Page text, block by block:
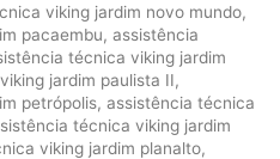
viking jardim novo mundo,
pacaembu, assistência
técnica viking jardim
jardim paulista II,
petrópolis, assistência técnica
técnica viking jardim
viking jardim planalto,